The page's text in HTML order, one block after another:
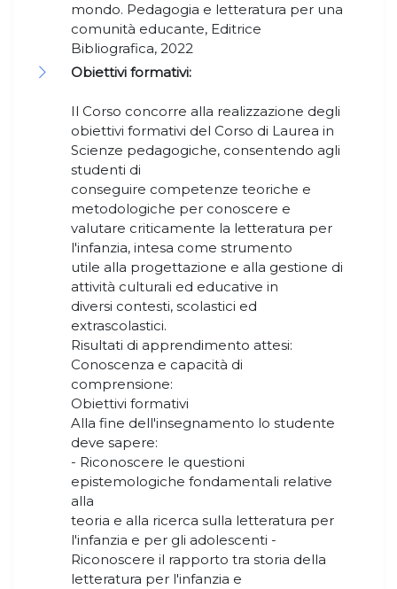
mondo. Pedagogia e letteratura per una
comunità educante, Editrice
Bibliografica, 2022
Obiettivi formativi:
Il Corso concorre alla realizzazione degli
obiettivi formativi del Corso di Laurea in
Scienze pedagogiche, consentendo agli
studenti di
conseguire competenze teoriche e
metodologiche per conoscere e
valutare criticamente la letteratura per
l'infanzia, intesa come strumento
utile alla progettazione e alla gestione di
attività culturali ed educative in
diversi contesti, scolastici ed
extrascolastici.
Risultati di apprendimento attesi:
Conoscenza e capacità di
comprensione:
Obiettivi formativi
Alla fine dell'insegnamento lo studente
deve sapere:
- Riconoscere le questioni
epistemologiche fondamentali relative
alla
teoria e alla ricerca sulla letteratura per
l'infanzia e per gli adolescenti -
Riconoscere il rapporto tra storia della
letteratura per l'infanzia e